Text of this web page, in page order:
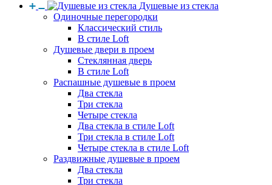
Душевые из стекла
Одиночные перегородки
Классический стиль
В стиле Loft
Душевые двери в проем
Стеклянная дверь
В стиле Loft
Распашные душевые в проем
Два стекла
Три стекла
Четыре стекла
Два стекла в стиле Loft
Три стекла в стиле Loft
Четыре стекла в стиле Loft
Раздвижные душевые в проем
Два стекла
Три стекла